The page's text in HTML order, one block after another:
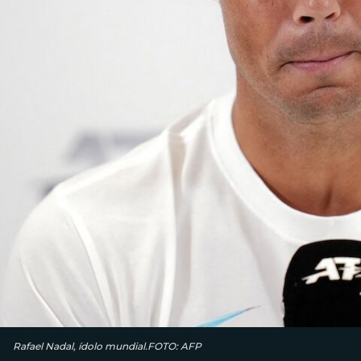
Rafael Nadal, ídolo mundial.FOTO: AFP